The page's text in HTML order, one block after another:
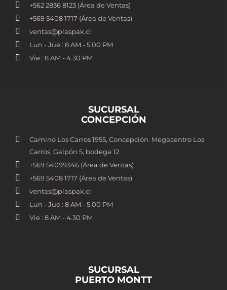
+562 2836 8123 (Área de Ventas)
+569 5408 1717 (Área de Ventas)
ventas@plaspak.cl
Lun - Jue : 8 AM - 5.00 PM
Vie : 8 AM - 4.30 PM
SUCURSAL
CONCEPCIÓN
Camino Los Carros 1955, Concepción. Megacentro Los
Carros, Galpón 5, bodega 12
+569 54099346 (Área de Ventas)
+569 5408 1717 (Área de Ventas)
ventas@plaspak.cl
Lun - Jue : 8 AM - 5.00 PM
Vie : 8 AM - 4.30 PM
SUCURSAL
PUERTO MONTT